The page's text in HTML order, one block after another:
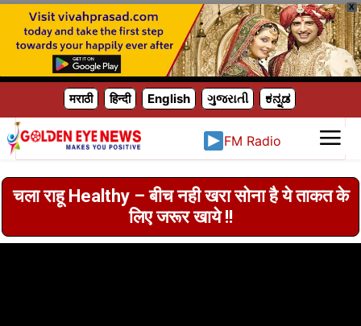
X
मराठी हिन्दी English ગુજરાતી ಕನ್ನಡ
FM Radio
चला राहू Healthy – बीच नही खरा सोना है ये ताकत के
लिए जरूर खाये !!